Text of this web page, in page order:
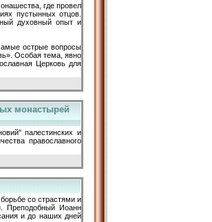
где провел
пустынных отцов.
духовный опыт и
острые вопросы
Особая тема, явно
Церковь для
монастырей
палестинских и
православного
со страстями и
Преподобный Иоанн
и до наших дней